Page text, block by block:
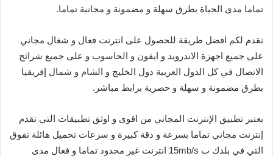
تماما مدى الحياة بطرق سهلة و مضمونة و مجانية تماما.
نقدم لكم افضل طريقة للحصول على انترنت فعال و شغال مجاني
على جميع اجهزة الاندرويد و ايفون و الحاسوب و على جميع شرائح
الاتصال في كل الدول العربية دول الخليج و الشام و شمال إفريقيا
بطرق مضمونة و سهلة و حصرية برابط مباشر.
بعتبر تطبيق الإنترنت المجاني من اقوى و اوثق تطبيقات التي تقدم
إنترنت مجاني تماما بسرعة و دقة كبيرة و سرعات تحميل هائلة تفوق
التي في بلدك ب 15mb/s انترنت غير محدود تماما و فعال مدى